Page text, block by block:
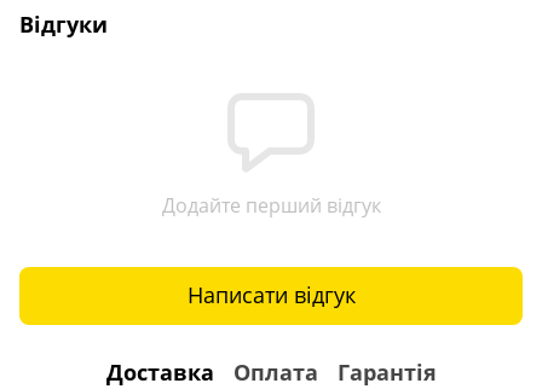
Відгуки
Додайте перший відгук
Написати відгук
Доставка Оплата Гарантія